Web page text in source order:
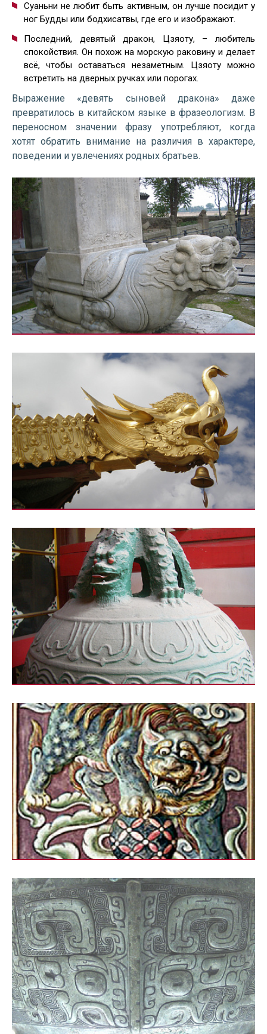
Суаньни не любит быть активным, он лучше посидит у
ног Будды или бодхисатвы, где его и изображают.
Последний, девятый дракон, Цзяоту, – любитель
спокойствия. Он похож на морскую раковину и делает
всё, чтобы оставаться незаметным. Цзяоту можно
встретить на дверных ручках или порогах.
Выражение «девять сыновей дракона» даже
превратилось в китайском языке в фразеологизм. В
переносном значении фразу употребляют, когда
хотят обратить внимание на различия в характере,
поведении и увлечениях родных братьев.